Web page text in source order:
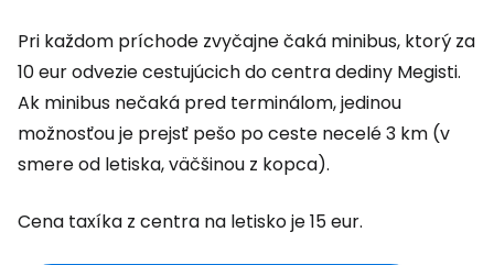
Pri každom príchode zvyčajne čaká minibus, ktorý za
10 eur odvezie cestujúcich do centra dediny Megisti.
Ak minibus nečaká pred terminálom, jedinou
možnosťou je prejsť pešo po ceste necelé 3 km (v
smere od letiska, väčšinou z kopca).
Cena taxíka z centra na letisko je 15 eur.